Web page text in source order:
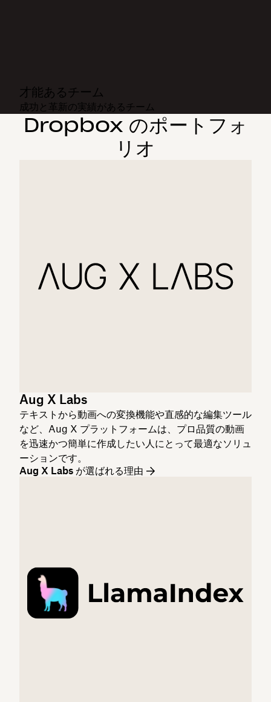
才能あるチーム
成功と革新の実績があるチーム
Dropbox のポートフォ
リオ
Aug X Labs
テキストから動画への変換機能や直感的な編集ツール
など、Aug X プラットフォームは、プロ品質の動画
を迅速かつ簡単に作成したい人にとって最適なソリュ
ーションです。
Aug X Labs が選ばれる理由